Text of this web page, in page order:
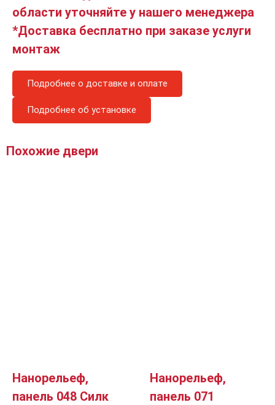
области уточняйте у нашего менеджера
*Доставка бесплатно при заказе услуги
монтаж
Подробнее о доставке и оплате
Подробнее об установке
Похожие двери
Нанорельеф,
панель 048 Силк
Нанорельеф,
панель 071